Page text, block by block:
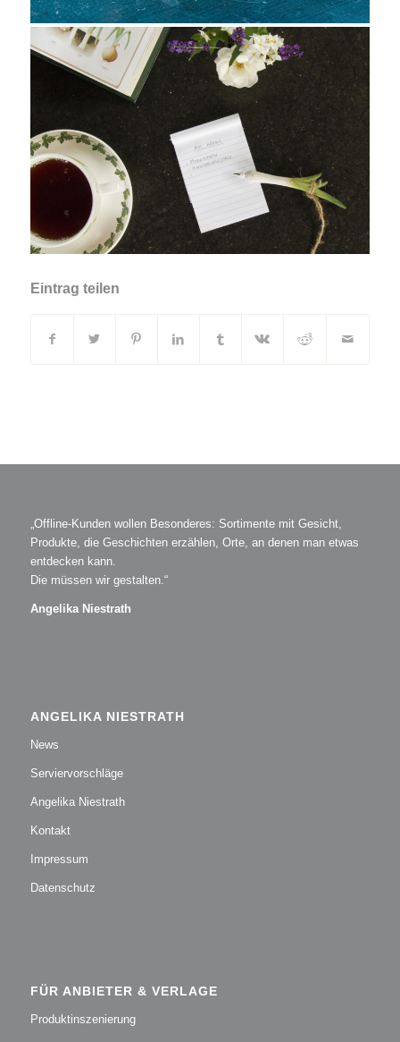
Eintrag teilen
„Offline-Kunden wollen Besonderes: Sortimente mit Gesicht,
Produkte, die Geschichten erzählen, Orte, an denen man etwas
entdecken kann.
Die müssen wir gestalten.“
Angelika Niestrath
ANGELIKA NIESTRATH
News
Serviervorschläge
Angelika Niestrath
Kontakt
Impressum
Datenschutz
FÜR ANBIETER & VERLAGE
Produktinszenierung